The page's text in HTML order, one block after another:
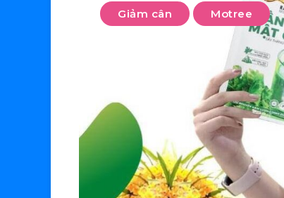
Giảm cân Motree